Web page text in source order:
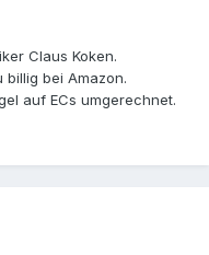
Claus Koken.
bei Amazon.
auf ECs umgerechnet.